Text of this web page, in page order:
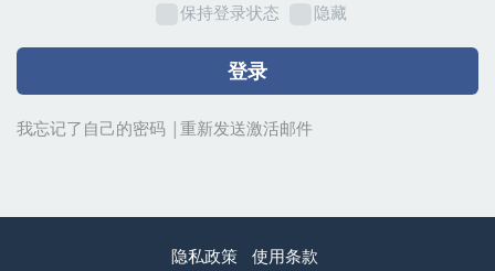
保持登录状态 隐藏
登录
我忘记了自己的密码 重新发送激活邮件
隐私政策 使用条款